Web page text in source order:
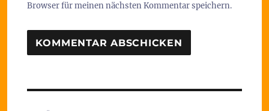
Browser für meinen nächsten Kommentar speichern.